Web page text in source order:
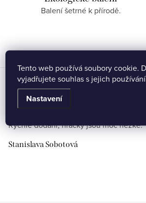
Tento web používá soubory cookie.
vyjadřujete souhlas s jejich
Nastavení
Balení šetrné k přírodě.
Rychlé dodání, hračky jsou moc hezké.
Stanislava Sobotová